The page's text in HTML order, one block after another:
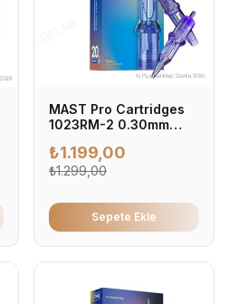
MAST Pro Cartridges
1023RM-2 0.30mm
0.30mm - Profesyonel
Dövme İğnesi (20'li
₺1.199,00
₺1.299,00
Sepete Ekle